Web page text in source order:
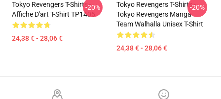
Tokyo Revengers T-Shirts -
Affiche D'art T-Shirt TP1405
24,38 € - 28,06 €
-20%
Tokyo Revengers T-Shirts -
Tokyo Revengers Manga
Team Walhalla Unisex T-Shirt
24,38 € - 28,06 €
-20%